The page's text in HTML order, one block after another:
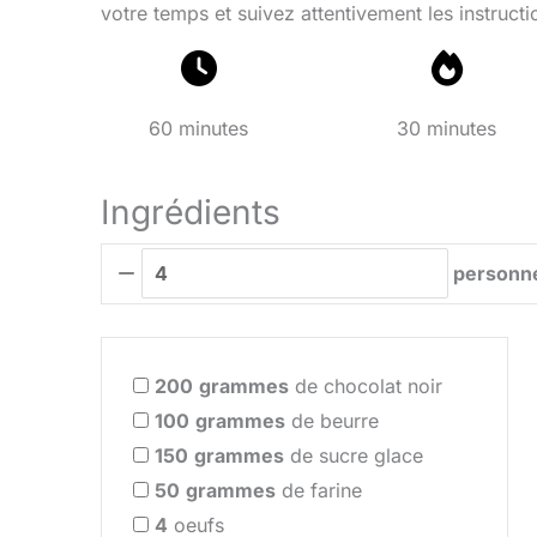
votre temps et suivez attentivement les
60 minutes 30 minutes
Ingrédients
200 grammes de chocolat noir
100 grammes de beurre
150 grammes de sucre glace
50 grammes de farine
4 oeufs